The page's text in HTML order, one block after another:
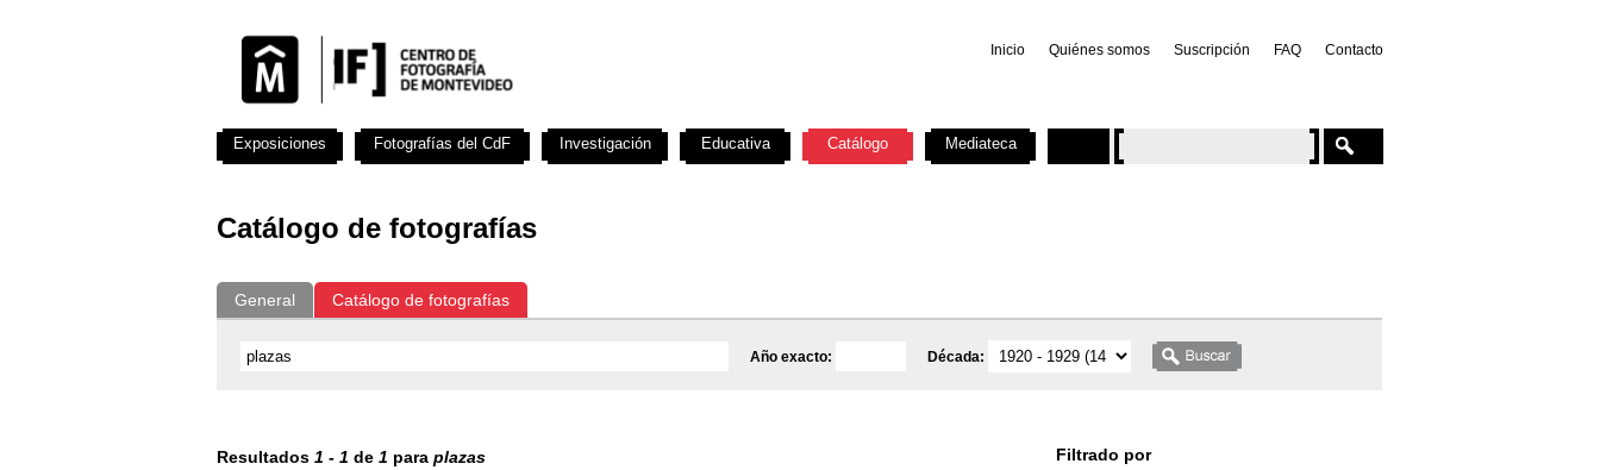
Inicio Quiénes somos Suscripción FAQ Contacto
Catálogo de fotografías
General Catálogo de fotografías
Año exacto: Década:
Resultados 1 - 1 de 1 para plazas Filtrado por
Exposiciones Fotografías del CdF Investigación Educativa Catálogo Mediateca